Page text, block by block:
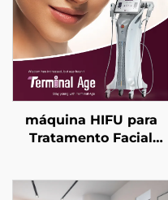
máquina HIFU para
Tratamento Facial
Facial, Firmamento